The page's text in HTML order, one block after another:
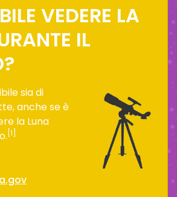
VEDERE LA
IL
sia di
anche se è
la Luna
[1]